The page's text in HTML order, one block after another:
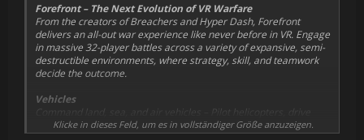
Forefront – The Next Evolution of VR Warfare
From the creators of Breachers and Hyper Dash, Forefront
delivers an all-out war experience like never before in VR. Engage
in massive 32-player battles across a variety of expansive, semi-
destructible environments, where strategy, skill, and teamwork
decide the outcome.
Vehicles
Command land, sea, and air vehicles – Pilot helicopters, drive
tanks, and storm objectives in humvees and boats.
Klicke in dieses Feld, um es in vollständiger Größe anzuzeigen.